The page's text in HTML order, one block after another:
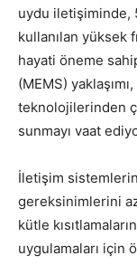
uydu iletişiminde,
kullanılan yüksek
hayati öneme
(MEMS)
teknolojilerinden
sunmayı vaat
İletişim
gereksinimlerini
kütle
uygulamaları için